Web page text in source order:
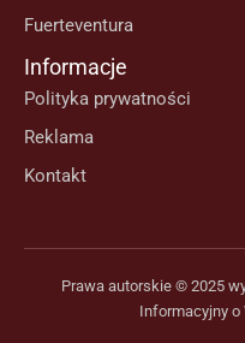
Fuerteventura
Informacje
Polityka prywatności
Reklama
Kontakt
Prawa autorskie © 2025
Informacyjny